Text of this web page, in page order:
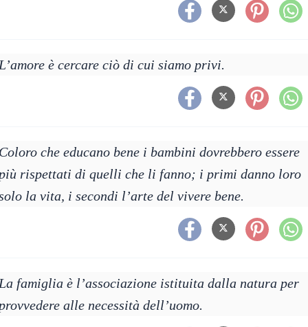
è cercare ciò di cui siamo privi.
che educano bene i bambini dovrebbero essere
rispettati di quelli che li fanno; i primi danno loro
la vita, i secondi l’arte del vivere bene.
famiglia è l’associazione istituita dalla natura per
alle necessità dell’uomo.